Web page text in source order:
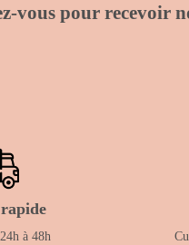
vous pour recevoir
à 48h